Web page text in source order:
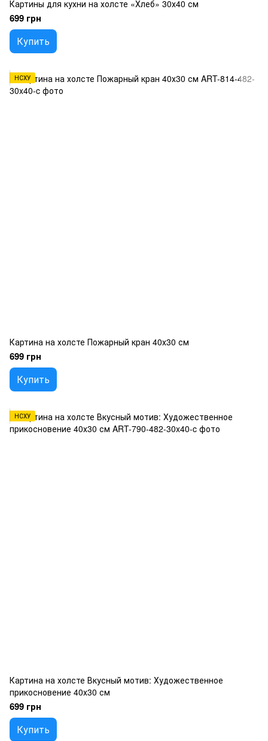
Картины для кухни на холсте «Хлеб» 30х40 см
699 грн
Купить
НСХУ
Картина на холсте Пожарный кран 40х30 см
699 грн
Купить
НСХУ
Картина на холсте Вкусный мотив: Художественное
прикосновение 40х30 см
699 грн
Купить